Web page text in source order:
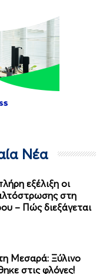
Νέα
εξέλιξη οι
στη
– Πώς διεξάγεται
Μεσαρά: Ξύλινο
στις φλόγες!